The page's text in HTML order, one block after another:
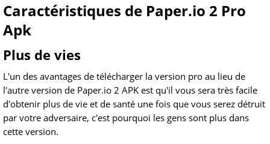
Caractéristiques de Paper.io 2 Pro
Apk
Plus de vies
L'un des avantages de télécharger la version pro au lieu de
l'autre version de Paper.io 2 APK est qu'il vous sera très facile
d'obtenir plus de vie et de santé une fois que vous serez détruit
par votre adversaire, c'est pourquoi les gens sont plus dans
cette version.